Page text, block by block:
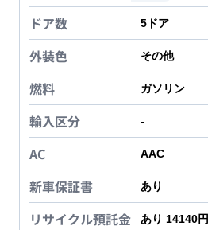
ドア数 5 ドア
外装色 その他
燃料 ガソリン
輸入区分 -
AC AAC
新車保証書 あり
リサイクル預託金 あり 14140円